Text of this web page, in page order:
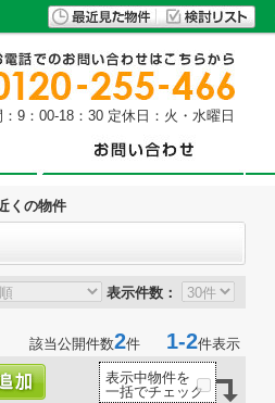
9：00-18：30 定休日：火・水曜日
くの物件
表示件数：
該当公開件数2件 1-2件表示
表示中物件を
一括でチェック